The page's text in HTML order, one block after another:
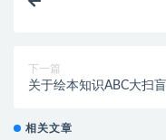
下一篇
关于绘本知识ABC大扫盲
相关文章